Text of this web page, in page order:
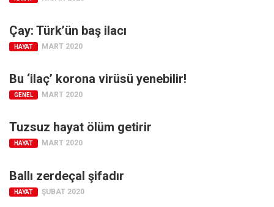
Yazarlar
Kemal Özer
Yvonne Ridley
Ömer Kayani
Yusuf Armağan
Leyla Şerif Emin
Çay: Türk’ün baş ilacı
HAYAT MART 2020
Bu ‘ilaç’ korona virüsü yenebilir!
GENEL MART 2020
Tuzsuz hayat ölüm getirir
HAYAT MART 2020
Ballı zerdeçal şifadır
HAYAT ŞUBAT 2020